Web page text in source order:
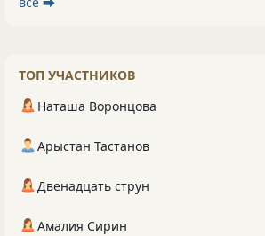
ТОП УЧАСТНИКОВ
Наташа Воронцова
Арыстан Тастанов
Двенадцать струн
Амалия Сирин